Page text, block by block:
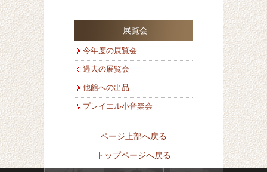
展覧会
今年度の展覧会
過去の展覧会
他館への出品
プレイエル小音楽会
ページ上部へ戻る
トップページへ戻る